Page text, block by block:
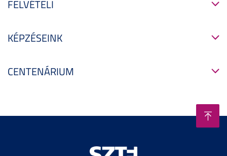
FELVÉTELI
KÉPZÉSEINK
CENTENÁRIUM